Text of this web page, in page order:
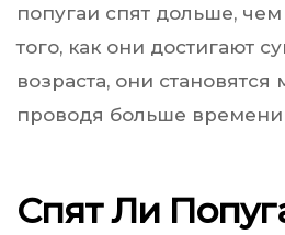
попугаи спят дольше,
того, как они достигают
возраста, они
проводя больше времени
Спят Ли